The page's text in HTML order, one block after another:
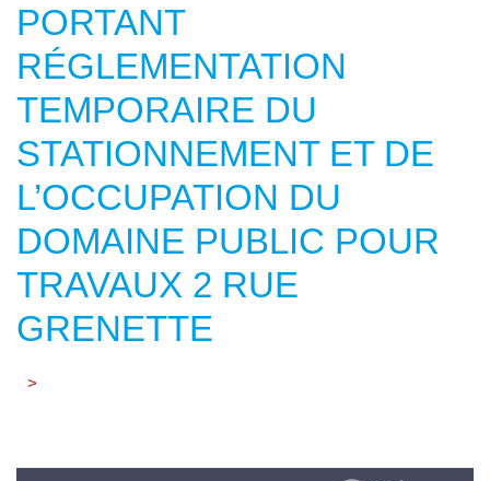
PORTANT
RÉGLEMENTATION
TEMPORAIRE DU
STATIONNEMENT ET DE
L’OCCUPATION DU
DOMAINE PUBLIC POUR
TRAVAUX 2 RUE
GRENETTE
>